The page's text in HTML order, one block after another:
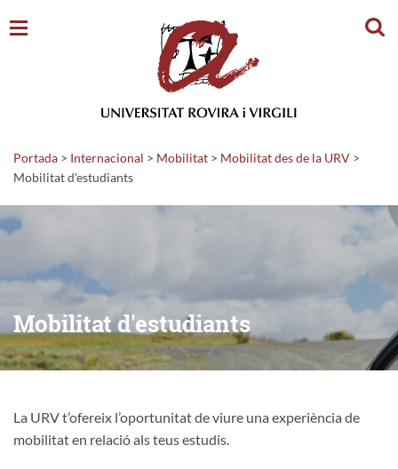
Portada > Internacional > Mobilitat > Mobilitat des de la URV >
Mobilitat d'estudiants
Mobilitat d'estudiants
La URV t’ofereix l’oportunitat de viure una experiència de
mobilitat en relació als teus estudis.